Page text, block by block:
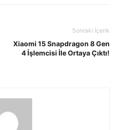
Sonraki İçerik
Xiaomi 15 Snapdragon 8 Gen
4 İşlemcisi İle Ortaya Çıktı!